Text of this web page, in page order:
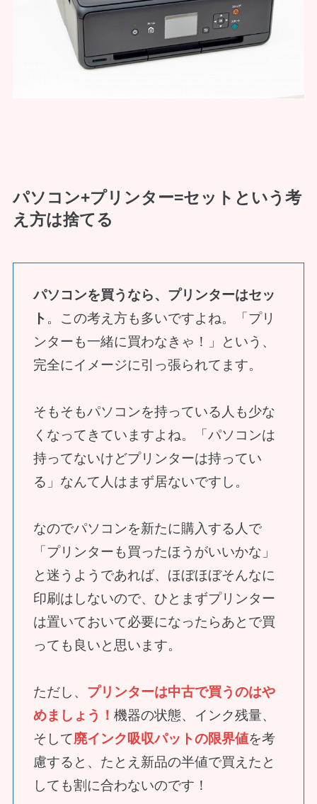
パソコン+プリンター=セットという考
え方は捨てる
パソコンを買うなら、プリンターはセッ
ト 。この考え方も多いですよね。「プリ
ンターも一緒に買わなきゃ！」という、
完全にイメージに引っ張られてます。
そもそもパソコンを持っている人も少な
くなってきていますよね。「パソコンは
持ってないけどプリンターは持ってい
る」なんて人はまず居ないですし。
なのでパソコンを新たに購入する人で
「プリンターも買ったほうがいいかな」
と迷うようであれば、ほぼほぼそんなに
印刷はしないので、ひとまずプリンター
は置いておいて必要になったらあとで買
っても良いと思います。
ただし、 プリンターは中古で買うのはや
めましょう！機器の状態、インク残量、
そして廃インク吸収パットの限界値を考
慮すると、たとえ新品の半値で買えたと
しても割に合わないのです！